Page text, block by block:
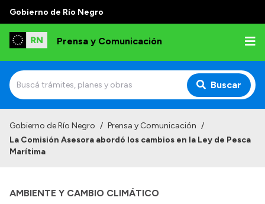
Gobierno de Río Negro
Prensa y Comunicación
Buscar
Institucional
Referentes de prensa
Gobierno de Río Negro / Prensa y Comunicación /
La Comisión Asesora abordó los cambios en la Ley de Pesca
Marítima
AMBIENTE Y CAMBIO CLIMÁTICO